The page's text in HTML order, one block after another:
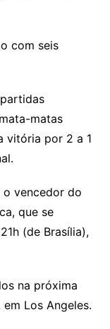
com seis
matas
vitória por 2 a 1
o vencedor do
que se
(de Brasília),
na próxima
Los Angeles.